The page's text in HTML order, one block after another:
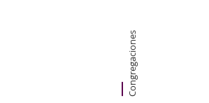
Congregaciones